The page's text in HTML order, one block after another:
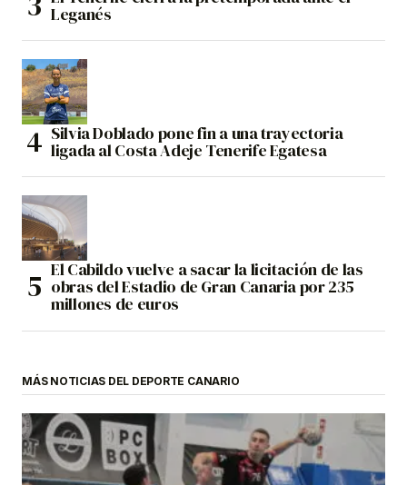
Leganés
Silvia Doblado pone fin a una trayectoria
ligada al Costa Adeje Tenerife Egatesa
El Cabildo vuelve a sacar la licitación de las
obras del Estadio de Gran Canaria por 235
millones de euros
MÁS NOTICIAS DEL DEPORTE CANARIO